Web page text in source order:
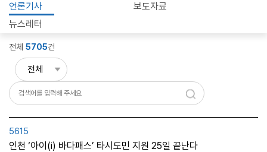
언론기사
보도자료
뉴스레터
전체 5705건
5615
인천 ‘아이(i) 바다패스’ 타시도민 지원 25일 끝난다